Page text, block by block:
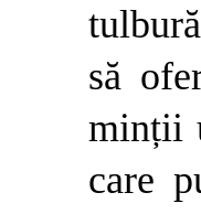
să
minții
care